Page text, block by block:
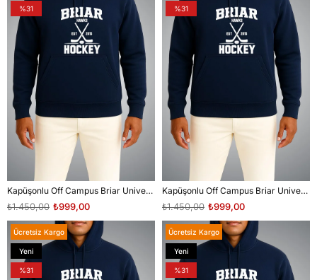
Kapüşonlu Off Campus Briar University Hawks Dı Laurentıs 66 Göğüs ve Sırt Baskılı Unisex Sweatshirt
₺999,00
₺1.450,00
Ürün
%31
Kapüşonlu Off Campus Briar University Hawks Graham 44 Göğüs ve Sırt Baskılı Unisex Sweatshirt
₺999,00
₺1.450,00
Ürün
%31
Ücretsiz Kargo
Yeni
Ürün
%31
Ücretsiz Kargo
Yeni
Ürün
%31